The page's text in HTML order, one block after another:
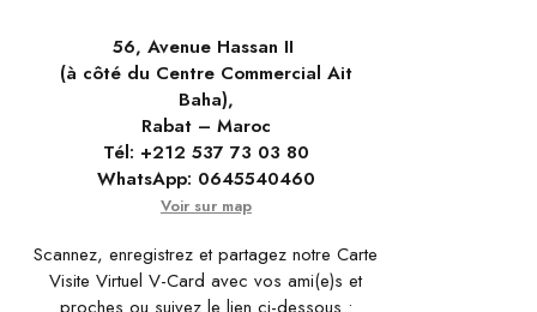
56, Avenue Hassan II
(à côté du Centre Commercial Ait
Baha),
Rabat – Maroc
Tél: +212 537 73 03 80
WhatsApp: 0645540460
Voir sur map
Scannez, enregistrez et partagez notre Carte
Visite Virtuel V-Card avec vos ami(e)s et